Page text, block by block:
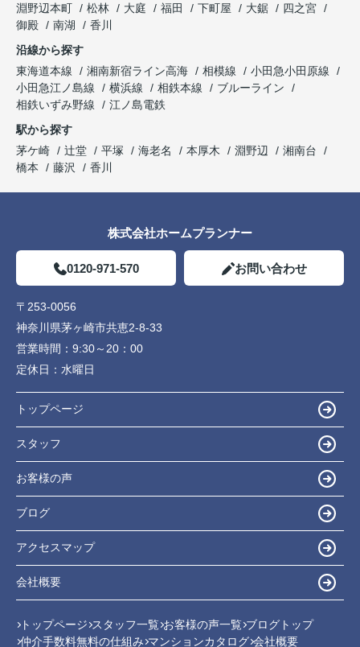
淵野辺本町
松林 大庭 福田 下町屋 大鋸
四之宮
御殿
南湖
香川
沿線から探す
東海道本線
湘南新宿ライン高海 相模線
小田急小田原線
小田急江ノ島線
横浜線 相鉄本線
ブルーライン
相鉄いずみ野線
江ノ島電鉄
駅から探す
茅ケ崎
辻堂 平塚 海老名 本厚木 淵野辺
湘南台
橋本
藤沢 香川
株式会社ホームプランナー
0120-971-570 お問い合わせ
〒253-0056
神奈川県茅ヶ崎市共恵2-8-33
営業時間： 9:30～20：00
定休日： 水曜日
トップページ
スタッフ
お客様の声
ブログ
アクセスマップ
会社概要
トップページ スタッフ一覧 お客様の声一覧 ブログトップ
仲介手数料無料の仕組み マンションカタログ 会社概要